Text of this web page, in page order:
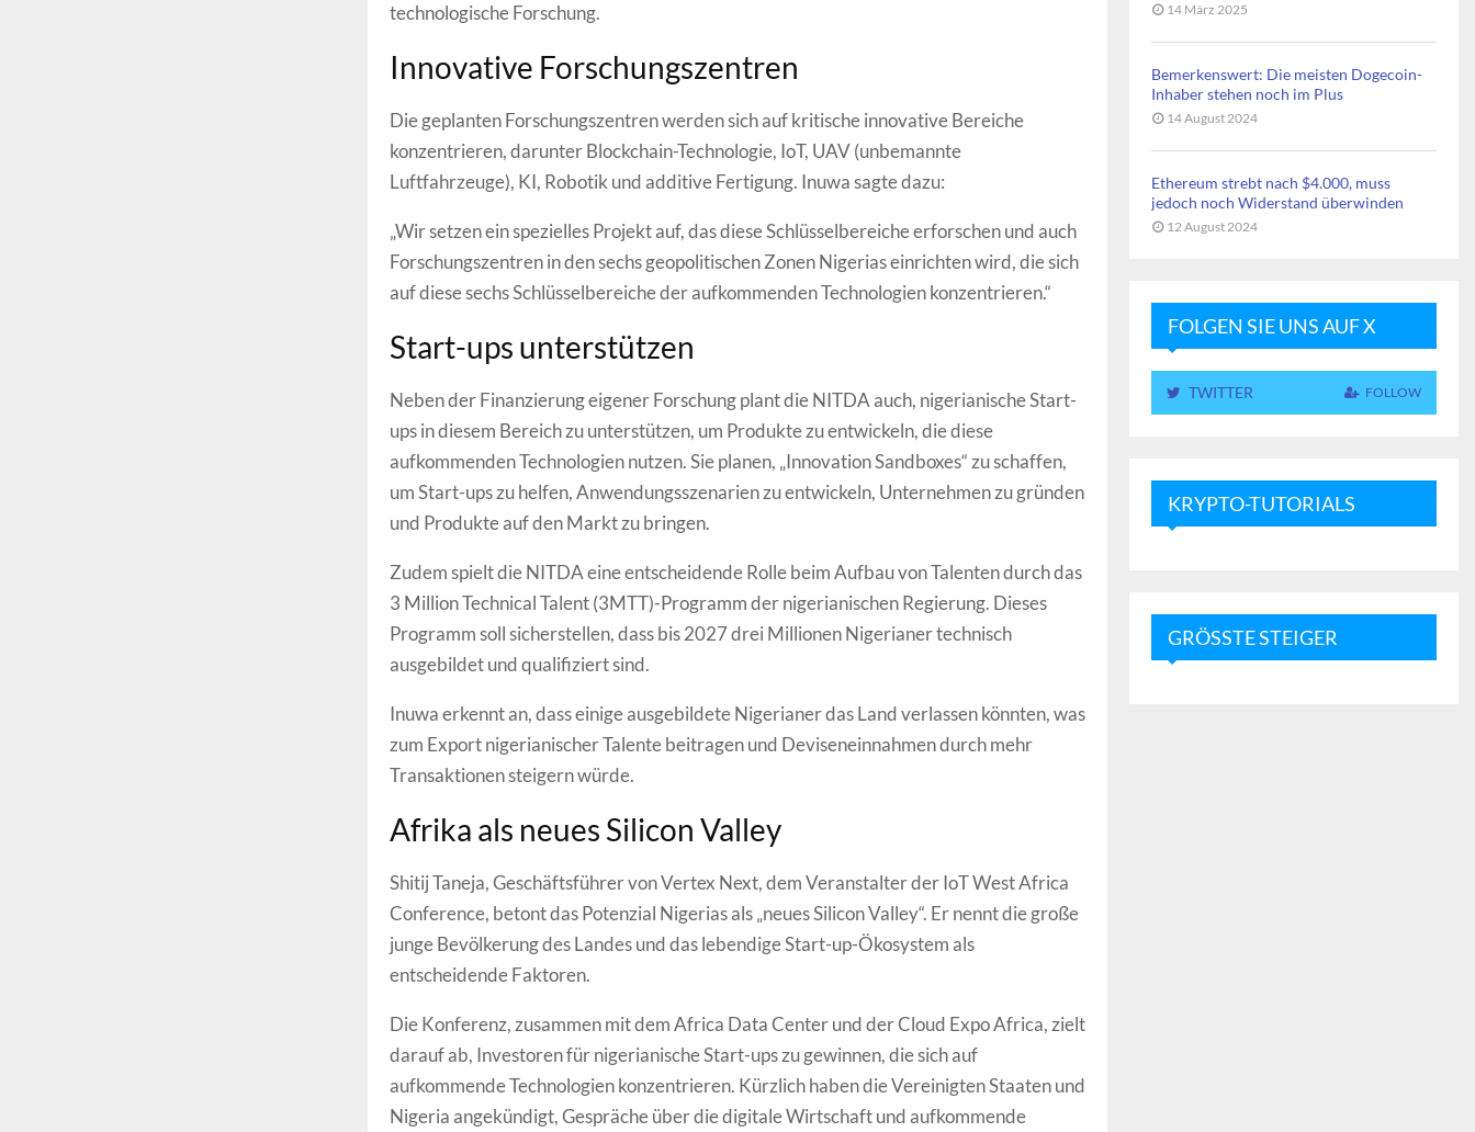
technologische Forschung.
Innovative Forschungszentren
Die geplanten Forschungszentren werden sich auf kritische innovative Bereiche
konzentrieren, darunter Blockchain-Technologie, IoT, UAV (unbemannte
Luftfahrzeuge), KI, Robotik und additive Fertigung. Inuwa sagte dazu:
„Wir setzen ein spezielles Projekt auf, das diese Schlüsselbereiche erforschen und auch
Forschungszentren in den sechs geopolitischen Zonen Nigerias einrichten wird, die sich
auf diese sechs Schlüsselbereiche der aufkommenden Technologien konzentrieren.“
Start-ups unterstützen
Neben der Finanzierung eigener Forschung plant die NITDA auch, nigerianische Start-
ups in diesem Bereich zu unterstützen, um Produkte zu entwickeln, die diese
aufkommenden Technologien nutzen. Sie planen, „Innovation Sandboxes“ zu schaffen,
um Start-ups zu helfen, Anwendungsszenarien zu entwickeln, Unternehmen zu gründen
und Produkte auf den Markt zu bringen.
Zudem spielt die NITDA eine entscheidende Rolle beim Aufbau von Talenten durch das
3 Million Technical Talent (3MTT)-Programm der nigerianischen Regierung. Dieses
Programm soll sicherstellen, dass bis 2027 drei Millionen Nigerianer technisch
ausgebildet und qualifiziert sind.
Inuwa erkennt an, dass einige ausgebildete Nigerianer das Land verlassen könnten, was
zum Export nigerianischer Talente beitragen und Deviseneinnahmen durch mehr
Transaktionen steigern würde.
Afrika als neues Silicon Valley
Shitij Taneja, Geschäftsführer von Vertex Next, dem Veranstalter der IoT West Africa
Conference, betont das Potenzial Nigerias als „neues Silicon Valley“. Er nennt die große
junge Bevölkerung des Landes und das lebendige Start-up-Ökosystem als
entscheidende Faktoren.
Die Konferenz, zusammen mit dem Africa Data Center und der Cloud Expo Africa, zielt
darauf ab, Investoren für nigerianische Start-ups zu gewinnen, die sich auf
aufkommende Technologien konzentrieren. Kürzlich haben die Vereinigten Staaten und
Nigeria angekündigt, Gespräche über die digitale Wirtschaft und aufkommende
14 März 2025
Bemerkenswert: Die meisten Dogecoin-
Inhaber stehen noch im Plus
14 August 2024
Ethereum strebt nach $4.000, muss
jedoch noch Widerstand überwinden
12 August 2024
FOLGEN SIE UNS AUF X
TWITTER FOLLOW
KRYPTO-TUTORIALS
GRÖSSTE STEIGER